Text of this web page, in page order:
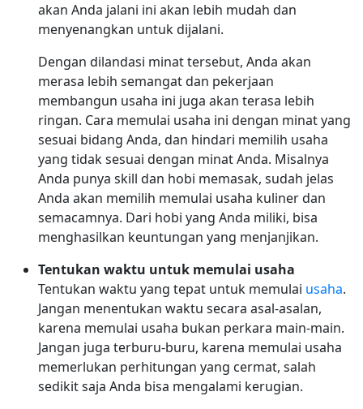
akan Anda jalani ini akan lebih mudah dan
menyenangkan untuk dijalani.
Dengan dilandasi minat tersebut, Anda akan
merasa lebih semangat dan pekerjaan
membangun usaha ini juga akan terasa lebih
ringan. Cara memulai usaha ini dengan minat yang
sesuai bidang Anda, dan hindari memilih usaha
yang tidak sesuai dengan minat Anda. Misalnya
Anda punya skill dan hobi memasak, sudah jelas
Anda akan memilih memulai usaha kuliner dan
semacamnya. Dari hobi yang Anda miliki, bisa
menghasilkan keuntungan yang menjanjikan.
Tentukan waktu untuk memulai usaha
Tentukan waktu yang tepat untuk memulai usaha.
Jangan menentukan waktu secara asal-asalan,
karena memulai usaha bukan perkara main-main.
Jangan juga terburu-buru, karena memulai usaha
memerlukan perhitungan yang cermat, salah
sedikit saja Anda bisa mengalami kerugian.